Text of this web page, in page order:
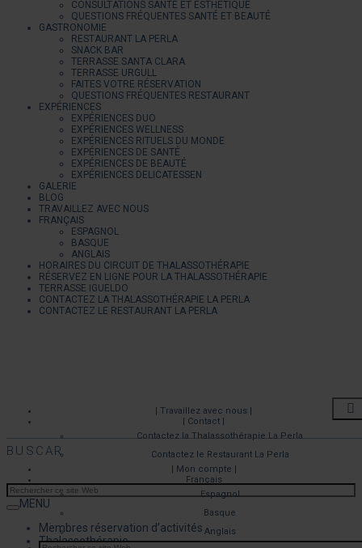
CONSULTATIONS SANTÉ ET ESTHÉTIQUE
QUESTIONS FRÉQUENTES SANTÉ ET BEAUTÉ
GASTRONOMIE
RESTAURANT LA PERLA
SNACK BAR
TERRASSE SANTA CLARA
TERRASSE URGULL
FAITES VOTRE RÉSERVATION
QUESTIONS FRÉQUENTES RESTAURANT
EXPÉRIENCES
EXPÉRIENCES DUO
EXPÉRIENCES WELLNESS
EXPÉRIENCES RITUELS DU MONDE
EXPÉRIENCES DE SANTÉ
EXPÉRIENCES DE BEAUTÉ
EXPÉRIENCES DELICATESSEN
GALERIE
BLOG
TRAVAILLEZ AVEC NOUS
FRANÇAIS
ESPAGNOL
BASQUE
ANGLAIS
HORAIRES DU CIRCUIT DE THALASSOTHÉRAPIE
RÉSERVEZ EN LIGNE POUR LA THALASSOTHÉRAPIE
TERRASSE IGUELDO
CONTACTEZ LA THALASSOTHÉRAPIE LA PERLA
CONTACTEZ LE RESTAURANT LA PERLA
| Travaillez avec nous |
| Contact |
Contactez la Thalassothérapie La Perla
Contactez le Restaurant La Perla
| Mon compte |
Français
Espagnol
Basque
Anglais
BUSCAR
MENU
Membres réservation d’activités
Thalassothérapie